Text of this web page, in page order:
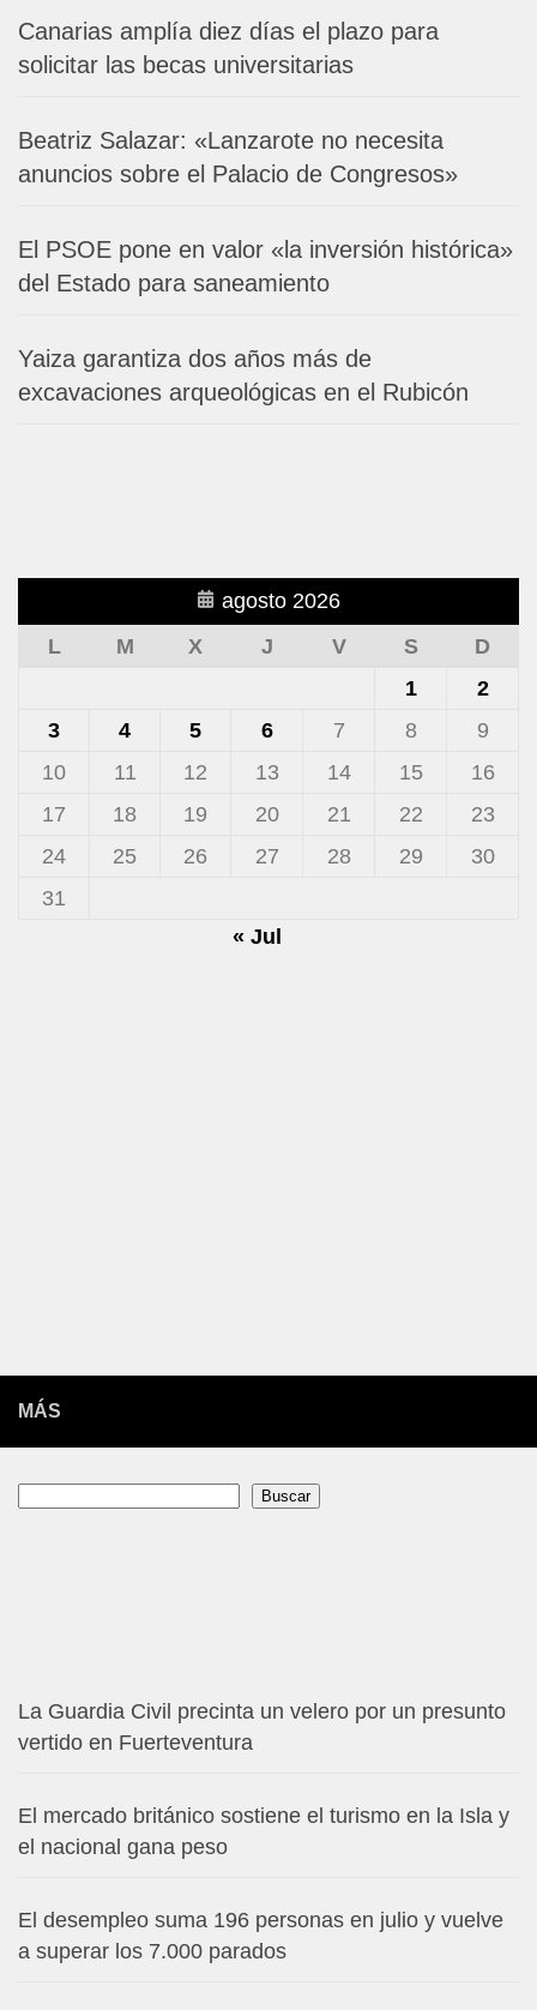
Canarias amplía diez días el plazo para
solicitar las becas universitarias
Beatriz Salazar: «Lanzarote no necesita
anuncios sobre el Palacio de Congresos»
El PSOE pone en valor «la inversión histórica»
del Estado para saneamiento
Yaiza garantiza dos años más de
excavaciones arqueológicas en el Rubicón
agosto 2026
L
M X J V S
D
1
2
3
4 5 6 7 8
9
10
11 12 13 14 15
16
17
18 19 20 21 22
23
24
25 26 27 28 29
30
31
« Jul
MÁS
Buscar
La Guardia Civil precinta un velero por un presunto
vertido en Fuerteventura
El mercado británico sostiene el turismo en la Isla y
el nacional gana peso
El desempleo suma 196 personas en julio y vuelve
a superar los 7.000 parados